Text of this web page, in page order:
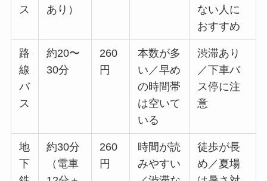
ス
あり）
ない人に
おすすめ
路
線
バ
ス
約20〜
30分
260
円
本数が多
い／早め
の時間帯
は空いて
いる
渋滞あり
／下車バ
ス停に注
意
地
下
約30分
（電車
260
円
時間が読
みやすい
徒歩が長
め／夏場